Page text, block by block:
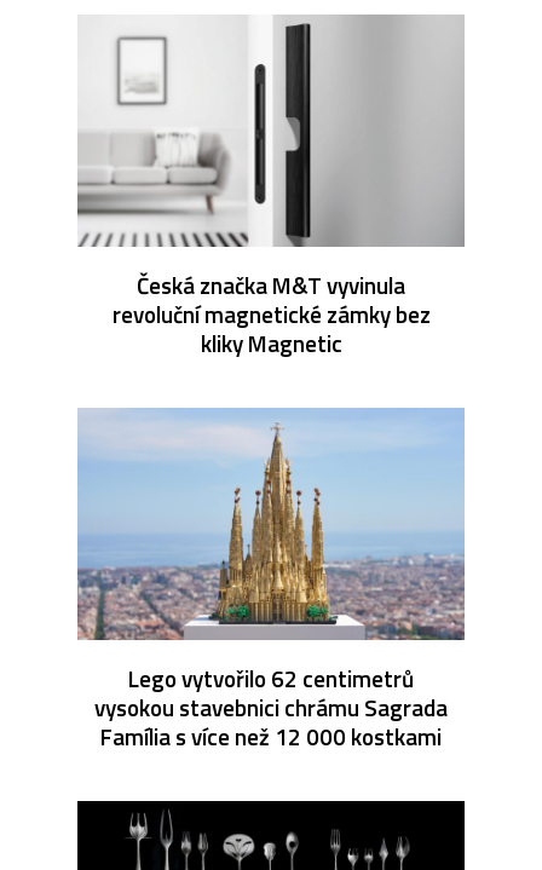
Česká značka M&T vyvinula
revoluční magnetické zámky bez
kliky Magnetic
Lego vytvořilo 62 centimetrů
vysokou stavebnici chrámu Sagrada
Família s více než 12 000 kostkami